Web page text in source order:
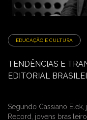
EDUCAÇÃO E CULTURA
TENDÊNCIAS E
EDITORIAL
Segundo Cassiano
Record, jovens